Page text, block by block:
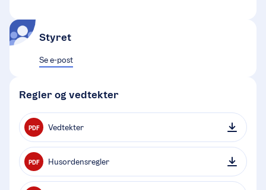
Styret
Se e-post
Regler og vedtekter
PDF Vedtekter
PDF Husordensregler